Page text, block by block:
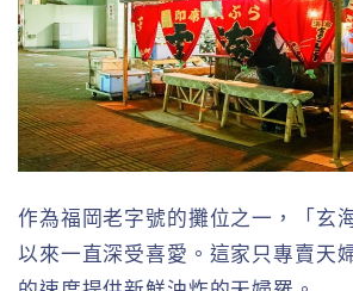
作為福岡老字號的攤位之一，「玄
以來一直深受喜愛。這家只專賣天